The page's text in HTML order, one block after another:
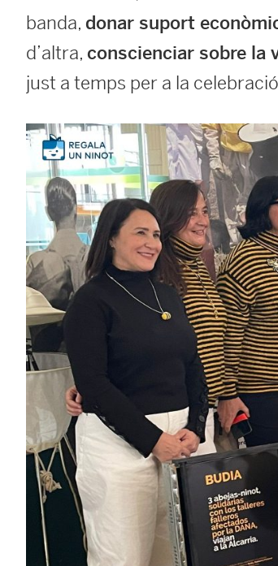
banda, donar suport
d’altra, conscienciar sobre la
just a temps per a la